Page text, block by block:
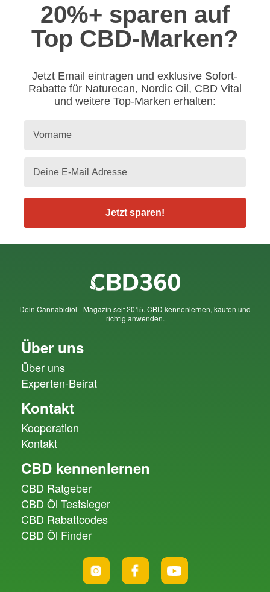
20%+ sparen auf
Top CBD-Marken?
Jetzt Email eintragen und exklusive Sofort-
Rabatte für Naturecan, Nordic Oil, CBD Vital
und weitere Top-Marken erhalten:
Jetzt sparen!
Dein Cannabidiol - Magazin seit 2015. CBD kennenlernen, kaufen und
richtig anwenden.
Über uns
Über uns
Experten-Beirat
Kontakt
Kooperation
Kontakt
CBD kennenlernen
CBD Ratgeber
CBD Öl Testsieger
CBD Rabattcodes
CBD Öl Finder